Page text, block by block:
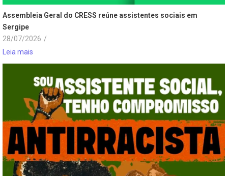
Assembleia Geral do CRESS reúne assistentes sociais em
Sergipe
28/07/2026 /
Leia mais